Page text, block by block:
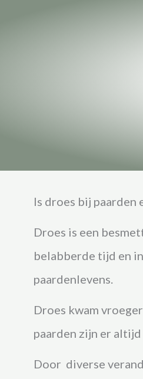
Is droes bij paarden
Droes is een
belabberde tijd en
paardenlevens.
Droes kwam
paarden zijn er
Door diverse